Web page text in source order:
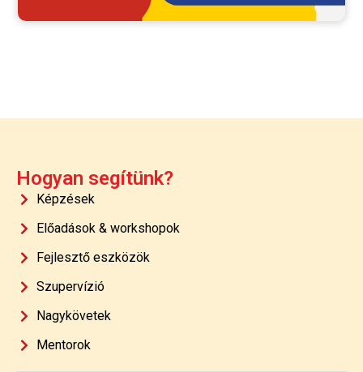
Hogyan segítünk?
Képzések
Előadások & workshopok
Fejlesztő eszközök
Szupervízió
Nagykövetek
Mentorok